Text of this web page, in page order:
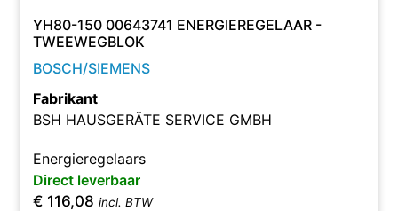
YH80-150 00643741 ENERGIEREGELAAR -
TWEEWEGBLOK
BOSCH/SIEMENS
Fabrikant
BSH HAUSGERÄTE SERVICE GMBH
Energieregelaars
Direct leverbaar
€ 116,08 incl. BTW